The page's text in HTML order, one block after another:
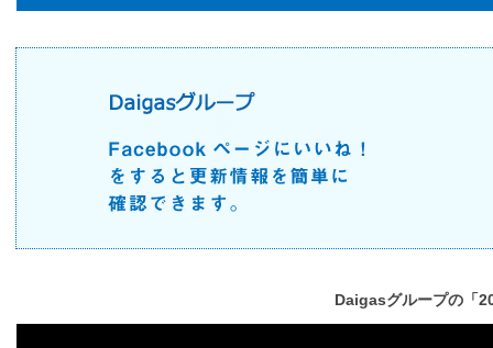
Daigasグループの「